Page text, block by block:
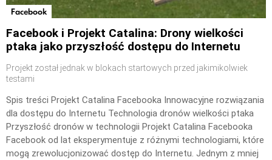
Facebook
Facebook i Projekt Catalina: Drony wielkości
ptaka jako przyszłość dostępu do Internetu
Projekt został jednak w blokach startowych przed jakimikolwiek
testami
Spis treści Projekt Catalina Facebooka Innowacyjne rozwiązania
dla dostępu do Internetu Technologia dronów wielkości ptaka
Przyszłość dronów w technologii Projekt Catalina Facebooka
Facebook od lat eksperymentuje z różnymi technologiami, które
mogą zrewolucjonizować dostęp do Internetu. Jednym z mniej